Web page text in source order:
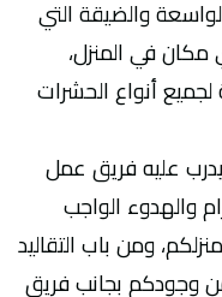
والضيقة التي
في المنزل،
أنواع الحشرات
عليه فريق عمل
والهدوء الواجب
ومن باب التقاليد
وجودكم بجانب فريق